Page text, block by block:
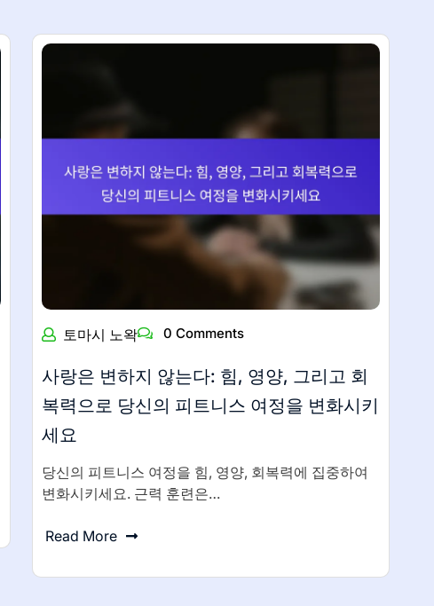
토마시 노왁 0 Comments
사랑은 변하지 않는다: 힘, 영양, 그리고 회
복력으로 당신의 피트니스 여정을 변화시키
세요
당신의 피트니스 여정을 힘, 영양, 회복력에 집중하여
변화시키세요. 근력 훈련은…
Read More